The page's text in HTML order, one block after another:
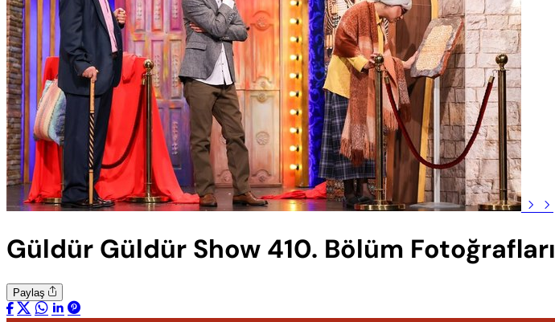
Güldür Güldür Show 410. Bölüm Fotoğrafları
Paylaş